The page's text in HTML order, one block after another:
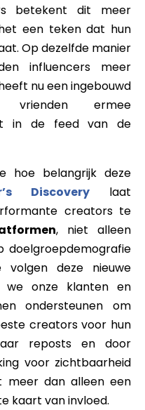
betekent dit meer
een teken dat hun
Op dezelfde manier
influencers meer
nu een ingebouwd
vrienden ermee
in de feed van de
hoe belangrijk deze
Discoverylaat
creators te
, niet alleen
doelgroepdemografie
volgen deze nieuwe
onze klanten en
ondersteunen om
creators voor hun
reposts en door
voor zichtbaarheid
meer dan alleen een
kaart van invloed.